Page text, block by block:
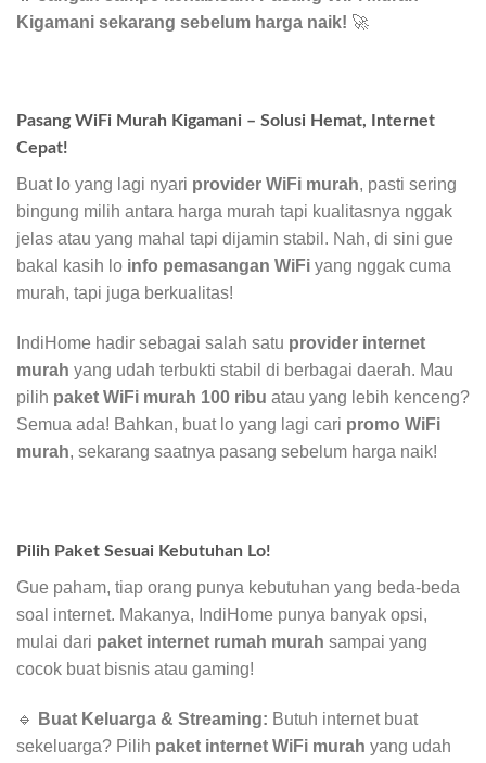
Kigamani sekarang sebelum harga naik! 🚀
Pasang WiFi Murah Kigamani – Solusi Hemat, Internet
Cepat!
Buat lo yang lagi nyari provider WiFi murah, pasti sering
bingung milih antara harga murah tapi kualitasnya nggak
jelas atau yang mahal tapi dijamin stabil. Nah, di sini gue
bakal kasih lo info pemasangan WiFi yang nggak cuma
murah, tapi juga berkualitas!
IndiHome hadir sebagai salah satu provider internet
murah yang udah terbukti stabil di berbagai daerah. Mau
pilih paket WiFi murah 100 ribu atau yang lebih kenceng?
Semua ada! Bahkan, buat lo yang lagi cari promo WiFi
murah, sekarang saatnya pasang sebelum harga naik!
Pilih Paket Sesuai Kebutuhan Lo!
Gue paham, tiap orang punya kebutuhan yang beda-beda
soal internet. Makanya, IndiHome punya banyak opsi,
mulai dari paket internet rumah murah sampai yang
cocok buat bisnis atau gaming!
🔹 Buat Keluarga & Streaming: Butuh internet buat
sekeluarga? Pilih paket internet WiFi murah yang udah